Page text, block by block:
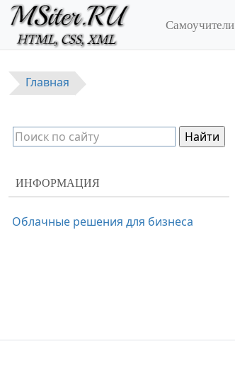
Перейти к основному содержанию
Самоучители
Главная
ИНФОРМАЦИЯ
Облачные решения для бизнеса